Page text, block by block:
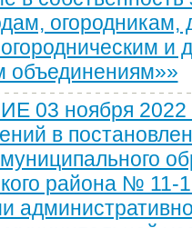
огородникам,
и
объединениям»»
03 ноября 2022
в
района № 11-